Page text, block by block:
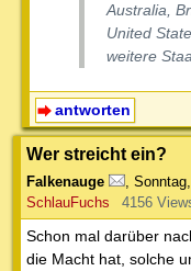
Australia,
United
weitere
antworten
Wer streicht ein?
Falkenauge
SchlauFuchs
4156
Schon mal darüber
die Macht hat, solche